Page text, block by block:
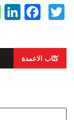
كتّاب الاعمدة